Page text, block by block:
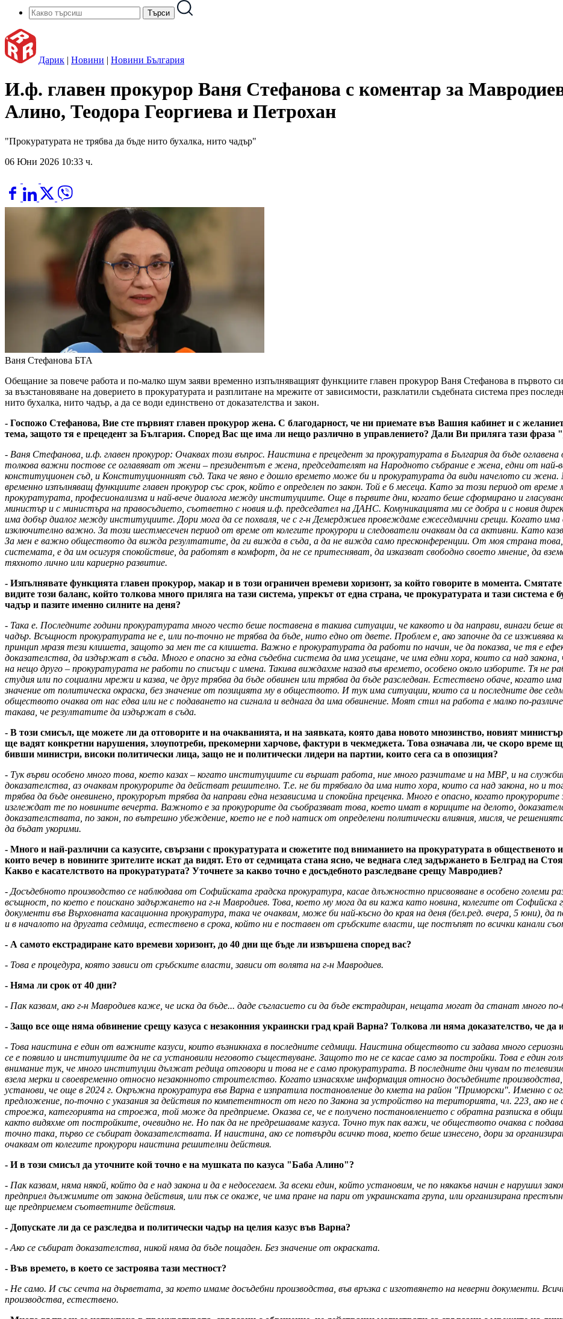
Дарик | Новини | Новини България
И.ф. главен прокурор Ваня Стефанова с коментар за
Алино, Теодора Георгиева и Петрохан
"Прокуратурата не трябва да бъде нито бухалка, нито чадър"
06 Юни 2026 10:33 ч.
Ваня Стефанова БТА
Обещание за повече работа и по-малко шум заяви временно изпълняващият функциите главен прокурор Ваня Стефанова в първото
за възстановяване на доверието в прокуратурата и разплитане на мрежите от зависимости, разклатили съдебната система през
нито бухалка, нито чадър, а да се води единствено от доказателства и закон.
- Госпожо Стефанова, Вие сте първият главен прокурор жена. С благодарност, че ни приемате във Вашия кабинет и с
тема, защото тя е прецедент за България. Според Вас ще има ли нещо различно в управлението? Дали Ви приляга тази фраза
- Ваня Стефанова, и.ф. главен прокурор: Очаквах този въпрос. Наистина е прецедент за прокуратурата в България да бъде
толкова важни постове се оглавяват от жени – президентът е жена, председателят на Народното събрание е жена, едни от
конституционен съд, и Конституционният съд. Така че явно е дошло времето може би и прокуратурата да види начелото си жена.
временно изпълняващ функциите главен прокурор със срок, който е определен по закон. Той е 6 месеца. Като за този период от
прокуратурата, професионализма и най-вече диалога между институциите. Още в първите дни, когато беше сформирано и
министър и с министъра на правосъдието, съответно с новия и.ф. председател на ДАНС. Комуникацията ми се добра и с новия
има добър диалог между институциите. Дори мога да се похваля, че с г-н Демерджиев провеждаме ежеседмични срещи. Когато има
изключително важно. За този шестмесечен период от време от колегите прокурори и следователи очаквам да са активни. Като
За мен е важно обществото да вижда резултатите, да ги вижда в съда, а да не вижда само пресконференции. От моя страна това,
системата, е да им осигуря спокойствие, да работят в комфорт, да не се притесняват, да изказват свободно своето мнение, да
тяхното лично или кариерно развитие.
- Изпълнявате функцията главен прокурор, макар и в този ограничен времеви хоризонт, за който говорите в момента.
видите този баланс, който толкова много приляга на тази система, упрекът от една страна, че прокуратурата и тази система е
чадър и пазите именно силните на деня?
- Така е. Последните години прокуратурата много често беше поставена в такива ситуации, че каквото и да направи, винаги беше
чадър. Всъщност прокуратурата не е, или по-точно не трябва да бъде, нито едно от двете. Проблем е, ако започне да се изживява
принцип мразя тези клишета, защото за мен те са клишета. Важно е прокуратурата да работи по начин, че да показва, че тя е
доказателства, да издържат в съда. Много е опасно за една съдебна система да има усещане, че има едни хора, които са над
на нещо друго – прокуратурата не работи по списъци с имена. Такива виждахме назад във времето, особено около изборите. Тя не
студия или по социални мрежи и казва, че друг трябва да бъде обвинен или трябва да бъде разследван. Естествено обаче, когато
значение от политическа окраска, без значение от позицията му в обществото. И тук има ситуации, които са и последните две
обществото очаква от нас едва или не с подаването на сигнала и веднага да има обвинение. Моят стил на работа е малко по-
такава, че резултатите да издържат в съда.
- В този смисъл, ще можете ли да отговорите и на очакванията, и на заявката, която дава новото мнозинство, новият
ще вадят конкретни нарушения, злоупотреби, прекомерни харчове, фактури в чекмеджета. Това означава ли, че скоро време
бивши министри, високи политически лица, защо не и политически лидери на партии, които сега са в опозиция?
- Тук върви особено много това, което казах – когато институциите си вършат работа, ние много разчитаме и на МВР, и на
доказателства, аз очаквам прокурорите да действат решително. Т.е. не би трябвало да има нито хора, които са над закона, но и
трябва да бъде оневинено, прокурорът трябва да направи една независима и спокойна преценка. Много е опасно, когато
изглеждат те по новините вечерта. Важното е за прокурорите да съобразяват това, което имат в кориците на делото,
доказателствата, по закон, по вътрешно убеждение, което не е под натиск от определени политически влияния, мисля, че
да бъдат укорими.
- Много и най-различни са казусите, свързани с прокуратурата и сюжетите под вниманието на прокуратурата в общественото
които вечер в новините зрителите искат да видят. Ето от седмицата стана ясно, че веднага след задържането в Белград на
Какво е касателството на прокуратурата? Уточнете за какво точно е досъдебното разследване срещу Мавродиев?
- Досъдебното производство се наблюдава от Софийската градска прокуратура, касае длъжностно присвояване в особено големи
всъщност, по което е поискано задържането на г-н Мавродиев. Това, което му мога да ви кажа като новина, колегите от Софийска
документи във Върховната касационна прокуратура, така че очаквам, може би най-късно до края на деня (бел.ред. вчера, 5 юни), да
и в началото на другата седмица, естествено в срока, който ни е поставен от сръбските власти, ще постъпят по всички канали
- А самото екстрадиране като времеви хоризонт, до 40 дни ще бъде ли извършена според вас?
- Това е процедура, която зависи от сръбските власти, зависи от волята на г-н Мавродиев.
- Няма ли срок от 40 дни?
- Пак казвам, ако г-н Мавродиев каже, че иска да бъде... даде съгласието си да бъде екстрадиран, нещата могат да станат много по-
- Защо все още няма обвинение срещу казуса с незаконния украински град край Варна? Толкова ли няма доказателство, че да
- Това наистина е един от важните казуси, които възникнаха в последните седмици. Наистина обществото си задава много
се е появило и институциите да не са установили неговото съществуване. Защото то не се касае само за постройки. Това е един
внимание тук, че много институции дължат редица отговори и това не е само прокуратурата. В последните дни чувам по
взела мерки и своевременно относно незаконното строителство. Когато изнасяхме информация относно досъдебните
установи, че още в 2024 г. Окръжна прокуратура във Варна е изпратила постановление до кмета на район "Приморски". Именно с
предложение, по-точно с указания за действия по компетентност от него по Закона за устройство на територията, чл. 223, ако
строежа, категорията на строежа, той може да предприеме. Оказва се, че е получено постановлението с обратна разписка в
както видяхме от постройките, очевидно не. Но пак да не предрешаваме казуса. Точно тук пак важи, че обществото очаква с
точно така, първо се събират доказателствата. И наистина, ако се потвърди всичко това, което беше изнесено, дори за
очаквам от колегите прокурори наистина решителни действия.
- И в този смисъл да уточните кой точно е на мушката по казуса "Баба Алино"?
- Пак казвам, няма някой, който да е над закона и да е недосегаем. За всеки един, който установим, че по някакъв начин е нарушил
предприел дължимите от закона действия, или пък се окаже, че има пране на пари от украинската група, или организирана
ще предприемем съответните действия.
- Допускате ли да се разследва и политически чадър на целия казус във Варна?
- Ако се събират доказателства, никой няма да бъде пощаден. Без значение от окраската.
- Във времето, в което се застроява тази местност?
- Не само. И със сечта на дърветата, за което имаме досъдебни производства, във връзка с изготвянето на неверни документи.
производства, естествено.